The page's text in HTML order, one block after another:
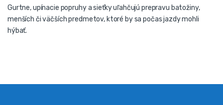
Gurtne, upínacie popruhy a sieťky uľahčujú prepravu batožiny,
menších či väčších predmetov, ktoré by sa počas jazdy mohli
hýbať.